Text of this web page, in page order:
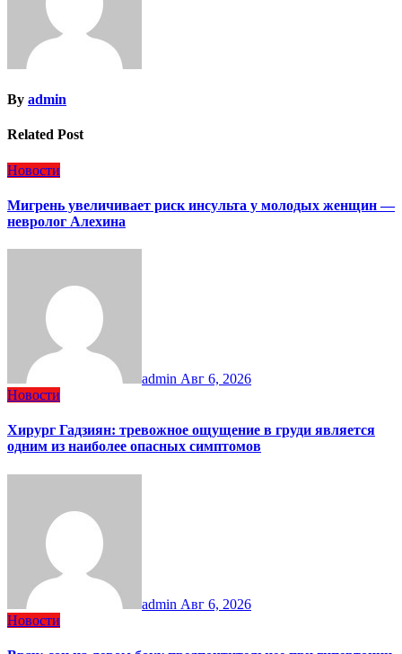
By admin
Related Post
Новости
Мигрень увеличивает риск инсульта у молодых женщин —
невролог Алехина
admin Авг 6, 2026
Новости
Хирург Гадзиян: тревожное ощущение в груди является
одним из наиболее опасных симптомов
admin Авг 6, 2026
Новости